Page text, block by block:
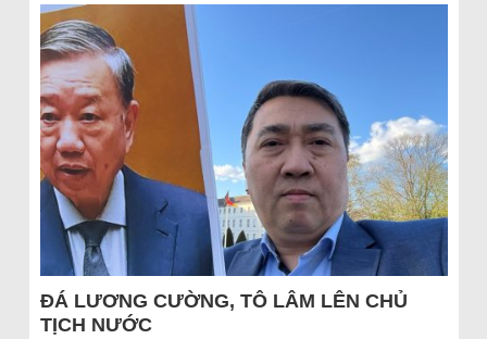
ĐÁ LƯƠNG CƯỜNG, TÔ LÂM LÊN CHỦ
TỊCH NƯỚC